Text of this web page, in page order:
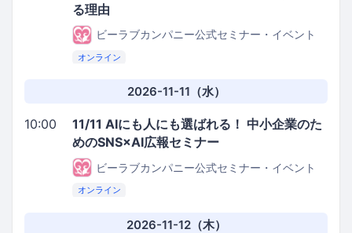
る理由
ビーラブカンパニー公式セミナー・イベント
オンライン
2026-11-11（水）
10:00
11/11 AIにも人にも選ばれる！ 中小企業のた
めのSNS×AI広報セミナー
ビーラブカンパニー公式セミナー・イベント
オンライン
2026-11-12（木）